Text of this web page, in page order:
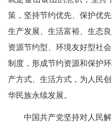
策，坚持节约优先、保护优
生产发展、生活富裕、生态
资源节约型、环境友好型社
制度，形成节约资源和保护
产方式、生活方式，为人民
华民族永续发展。
中国共产党坚持对人民